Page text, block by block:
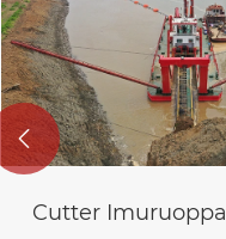
Järven vedenoton
